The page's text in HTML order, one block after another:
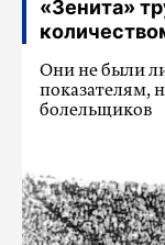
«Зенита»
Они не были
показателям,
болельщиков